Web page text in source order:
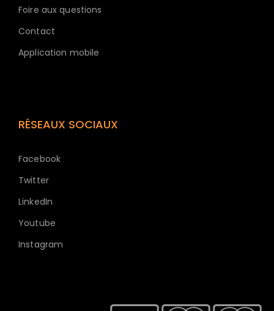
Foire aux questions
Contact
Application mobile
RÉSEAUX SOCIAUX
Facebook
Twitter
LinkedIn
Youtube
Instagram